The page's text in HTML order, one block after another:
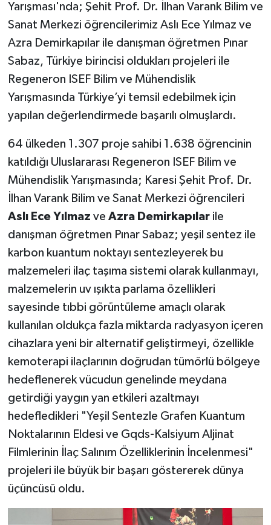
Yarışması'nda; Şehit Prof. Dr. İlhan Varank Bilim ve
Sanat Merkezi öğrencilerimiz Aslı Ece Yılmaz ve
Azra Demirkapılar ile danışman öğretmen Pınar
Sabaz, Türkiye birincisi oldukları projeleri ile
Regeneron ISEF Bilim ve Mühendislik
Yarışmasında Türkiye’yi temsil edebilmek için
yapılan değerlendirmede başarılı olmuşlardı.
64 ülkeden 1.307 proje sahibi 1.638 öğrencinin
katıldığı Uluslararası Regeneron ISEF Bilim ve
Mühendislik Yarışmasında; Karesi Şehit Prof. Dr.
İlhan Varank Bilim ve Sanat Merkezi öğrencileri
Aslı Ece Yılmaz ve Azra Demirkapılarile
danışman öğretmen Pınar Sabaz; yeşil sentez ile
karbon kuantum noktayı sentezleyerek bu
malzemeleri ilaç taşıma sistemi olarak kullanmayı,
malzemelerin uv ışıkta parlama özellikleri
sayesinde tıbbi görüntüleme amaçlı olarak
kullanılan oldukça fazla miktarda radyasyon içeren
cihazlara yeni bir alternatif geliştirmeyi, özellikle
kemoterapi ilaçlarının doğrudan tümörlü bölgeye
hedeflenerek vücudun genelinde meydana
getirdiği yaygın yan etkileri azaltmayı
hedefledikleri "Yeşil Sentezle Grafen Kuantum
Noktalarının Eldesi ve Gqds-Kalsiyum Aljinat
Filmlerinin İlaç Salınım Özelliklerinin İncelenmesi"
projeleri ile büyük bir başarı göstererek dünya
üçüncüsü oldu.